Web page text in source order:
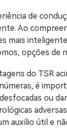
de
Ao
mais
opções de
do TSR
é
ou
auxílio útil e